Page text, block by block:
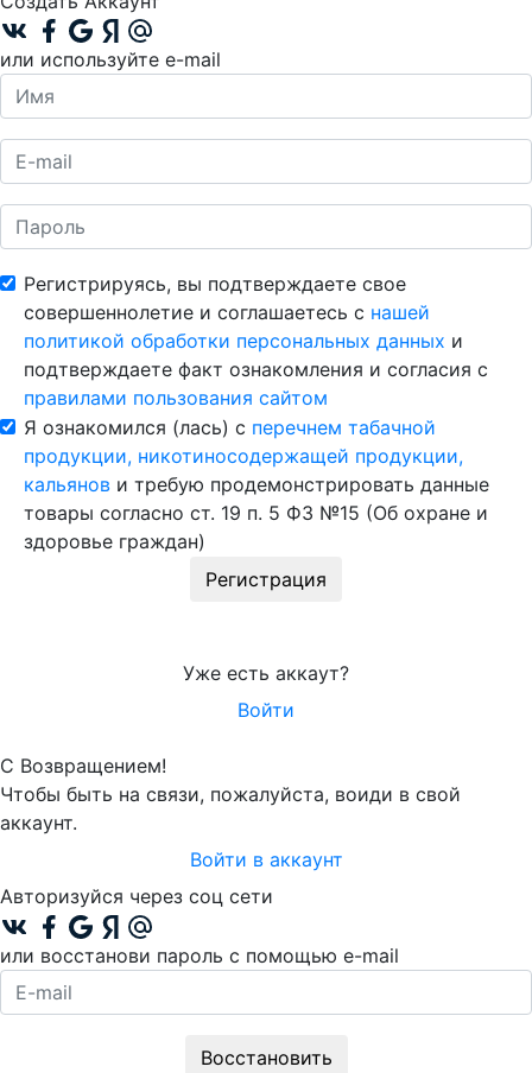
или используйте e-mail
Регистрируясь, вы подтверждаете свое
совершеннолетие и соглашаетесь с нашей
политикой обработки персональных данных и
подтверждаете факт ознакомления и согласия с
правилами пользования сайтом
Я ознакомился (лась) с перечнем табачной
продукции, никотиносодержащей продукции,
кальянов и требую продемонстрировать данные
товары согласно ст. 19 п. 5 ФЗ №15 (Об охране и
здоровье граждан)
Регистрация
Уже есть аккаут?
Войти
С Возвращением!
Чтобы быть на связи, пожалуйста, воиди в свой
аккаунт.
Войти в аккаунт
Авторизуйся через соц сети
или восстанови пароль с помощью e-mail
Восстановить